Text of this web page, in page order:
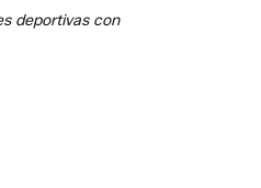
deportivas con